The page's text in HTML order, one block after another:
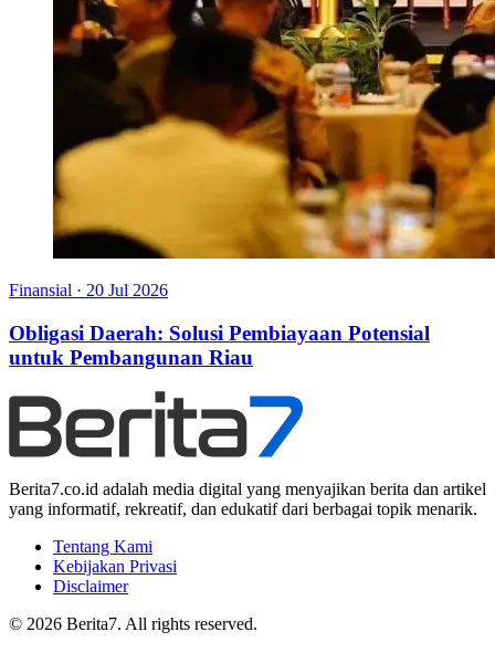
Finansial · 20 Jul 2026
Obligasi Daerah: Solusi Pembiayaan Potensial
untuk Pembangunan Riau
Berita7.co.id adalah media digital yang menyajikan berita dan artikel
yang informatif, rekreatif, dan edukatif dari berbagai topik menarik.
Tentang Kami
Kebijakan Privasi
Disclaimer
© 2026 Berita7. All rights reserved.